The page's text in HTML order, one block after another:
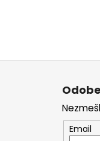
Z
Email